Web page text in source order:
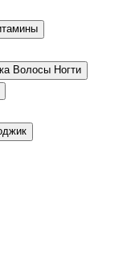
Волосы Ногти